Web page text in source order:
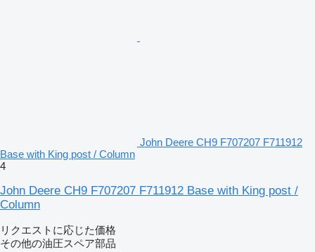
John Deere CH9 F707207 F711912
Base with King post / Column
4
John Deere CH9 F707207 F711912 Base with King post /
Column
リクエストに応じた価格
その他の油圧スペア部品